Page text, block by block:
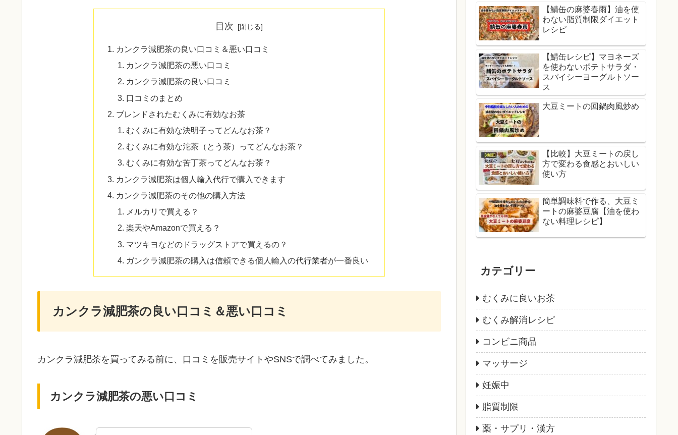
目次
カンクラ減肥茶の良い口コミ＆悪い口コミ
カンクラ減肥茶の悪い口コミ
カンクラ減肥茶の良い口コミ
口コミのまとめ
ブレンドされたむくみに有効なお茶
むくみに有効な決明子ってどんなお茶？
むくみに有効な沱茶（とう茶）ってどんなお茶？
むくみに有効な苦丁茶ってどんなお茶？
カンクラ減肥茶は個人輸入代行で購入できます
カンクラ減肥茶のその他の購入方法
メルカリで買える？
楽天やAmazonで買える？
マツキヨなどのドラッグストアで買えるの？
ガンクラ減肥茶の購入は信頼できる個人輸入の代行業者が一番良い
カンクラ減肥茶の良い口コミ＆悪い口コミ
カンクラ減肥茶を買ってみる前に、口コミを販売サイトやSNSで調べてみました。
カンクラ減肥茶の悪い口コミ
【鯖缶の麻婆春雨】油を使
わない脂質制限ダイエット
レシピ
【鯖缶レシピ】マヨネーズ
を使わないポテトサラダ・
スパイシーヨーグルトソー
ス
大豆ミートの回鍋肉風炒め
【比較】大豆ミートの戻し
方で変わる食感とおいしい
使い方
簡単調味料で作る、大豆ミ
ートの麻婆豆腐【油を使わ
ない料理レシピ】
カテゴリー
むくみに良いお茶
むくみ解消レシピ
コンビニ商品
マッサージ
妊娠中
脂質制限
薬・サプリ・漢方